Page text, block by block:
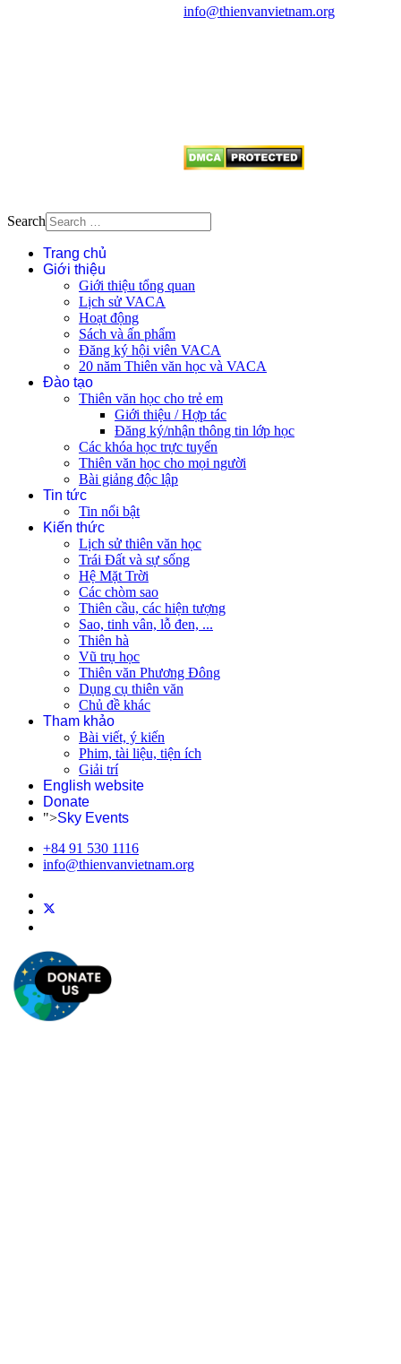
info@thienvanvietnam.org
Search
Trang chủ
Giới thiệu
Giới thiệu tổng quan
Lịch sử VACA
Hoạt động
Sách và ấn phẩm
Đăng ký hội viên VACA
20 năm Thiên văn học và VACA
Đào tạo
Thiên văn học cho trẻ em
Giới thiệu / Hợp tác
Đăng ký/nhận thông tin lớp học
Các khóa học trực tuyến
Thiên văn học cho mọi người
Bài giảng độc lập
Tin tức
Tin nổi bật
Kiến thức
Lịch sử thiên văn học
Trái Đất và sự sống
Hệ Mặt Trời
Các chòm sao
Thiên cầu, các hiện tượng
Sao, tinh vân, lỗ đen, ...
Thiên hà
Vũ trụ học
Thiên văn Phương Đông
Dụng cụ thiên văn
Chủ đề khác
Tham khảo
Bài viết, ý kiến
Phim, tài liệu, tiện ích
Giải trí
English website
Donate
">Sky Events
+84 91 530 1116
info@thienvanvietnam.org